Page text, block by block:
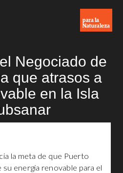
Negociado de
que atrasos a
en la Isla
la meta de que Puerto
energía renovable para el